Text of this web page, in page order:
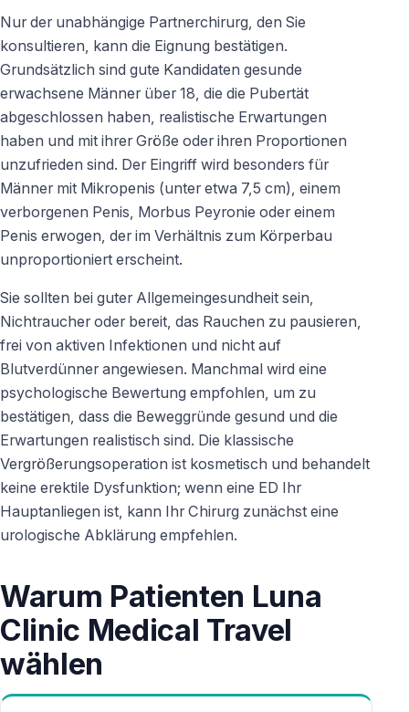
Nur der unabhängige Partnerchirurg, den Sie
konsultieren, kann die Eignung bestätigen.
Grundsätzlich sind gute Kandidaten gesunde
erwachsene Männer über 18, die die Pubertät
abgeschlossen haben, realistische Erwartungen
haben und mit ihrer Größe oder ihren Proportionen
unzufrieden sind. Der Eingriff wird besonders für
Männer mit Mikropenis (unter etwa 7,5 cm), einem
verborgenen Penis, Morbus Peyronie oder einem
Penis erwogen, der im Verhältnis zum Körperbau
unproportioniert erscheint.
Sie sollten bei guter Allgemeingesundheit sein,
Nichtraucher oder bereit, das Rauchen zu pausieren,
frei von aktiven Infektionen und nicht auf
Blutverdünner angewiesen. Manchmal wird eine
psychologische Bewertung empfohlen, um zu
bestätigen, dass die Beweggründe gesund und die
Erwartungen realistisch sind. Die klassische
Vergrößerungsoperation ist kosmetisch und behandelt
keine erektile Dysfunktion; wenn eine ED Ihr
Hauptanliegen ist, kann Ihr Chirurg zunächst eine
urologische Abklärung empfehlen.
Warum Patienten Luna
Clinic Medical Travel
wählen